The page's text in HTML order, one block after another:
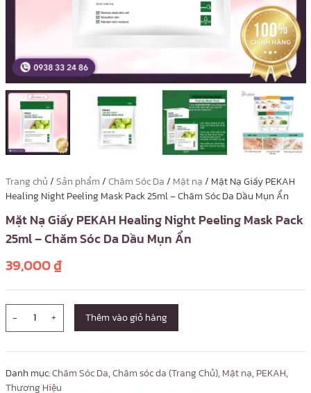
Trang chủ/Sản phẩm/Chăm Sóc Da/ Mặt nạ/ Mặt Nạ Giấy PEKAH
Healing Night Peeling Mask Pack 25ml – Chăm Sóc Da Dầu Mụn Ẩn
Mặt Nạ Giấy PEKAH Healing Night Peeling Mask Pack
25ml – Chăm Sóc Da Dầu Mụn Ẩn
39,000₫
- + Thêm vào giỏ hàng
Danh mục:Chăm Sóc Da,Chăm sóc da (Trang Chủ), Mặt nạ, PEKAH,
Thương Hiệu